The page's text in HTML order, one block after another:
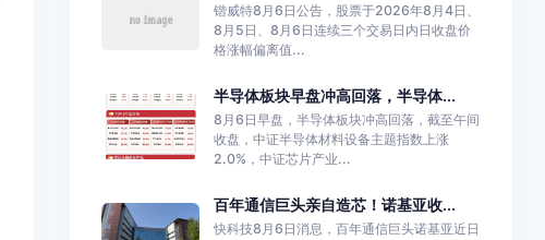
锴威特8月6日公告，股票于2026年8月4日、
8月5日、8月6日连续三个交易日内日收盘价
格涨幅偏离值...
半导体板块早盘冲高回落，半导体...
8月6日早盘，半导体板块冲高回落，截至午间
收盘，中证半导体材料设备主题指数上涨
2.0%，中证芯片产业...
百年通信巨头亲自造芯！诺基亚收...
快科技8月6日消息，百年通信巨头诺基亚近日